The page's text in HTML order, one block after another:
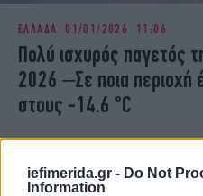
iefimerida.gr - Do Not
Information
ΕΛΛΑΔΑ 01/01/2026 11:06
Πολύ ισχυρός παγετός
2026 –Σε ποια περιοχή
στους -14.6 °C